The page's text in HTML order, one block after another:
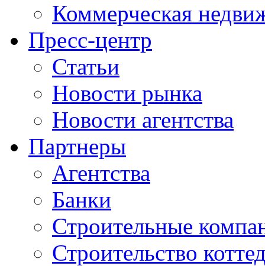
Коммерческая
Пресс-центр
Статьи
Новости рынка
Новости агентства
Партнеры
Агентства
Банки
Строительные
Строительство